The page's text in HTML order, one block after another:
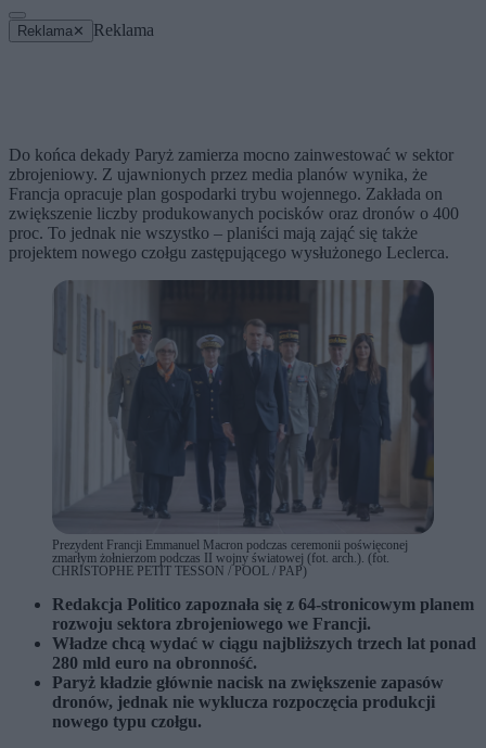
Reklama ✕ Reklama
Do końca dekady Paryż zamierza mocno zainwestować w sektor
zbrojeniowy. Z ujawnionych przez media planów wynika, że
Francja opracuje plan gospodarki trybu wojennego. Zakłada on
zwiększenie liczby produkowanych pocisków oraz dronów o 400
proc. To jednak nie wszystko – planiści mają zająć się także
projektem nowego czołgu zastępującego wysłużonego Leclerca.
Prezydent Francji Emmanuel Macron podczas ceremonii poświęconej
zmarłym żołnierzom podczas II wojny światowej (fot. arch.). (fot.
CHRISTOPHE PETIT TESSON / POOL / PAP)
Redakcja Politico zapoznała się z 64-stronicowym planem
rozwoju sektora zbrojeniowego we Francji.
Władze chcą wydać w ciągu najbliższych trzech lat ponad
280 mld euro na obronność.
Paryż kładzie głównie nacisk na zwiększenie zapasów
dronów, jednak nie wyklucza rozpoczęcia produkcji
nowego typu czołgu.